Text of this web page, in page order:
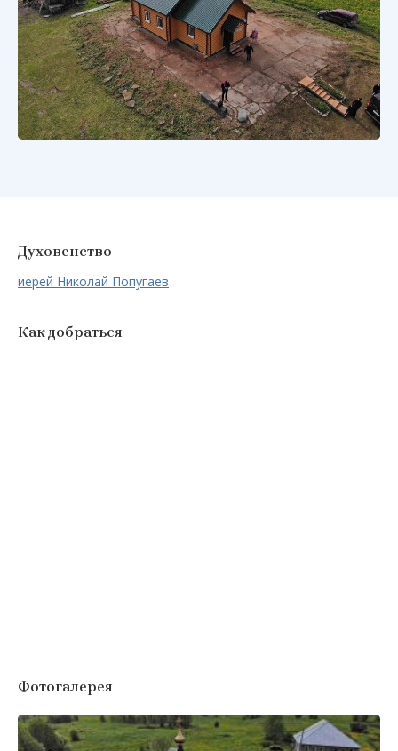
Духовенство
иерей Николай Попугаев
Как добраться
Фотогалерея